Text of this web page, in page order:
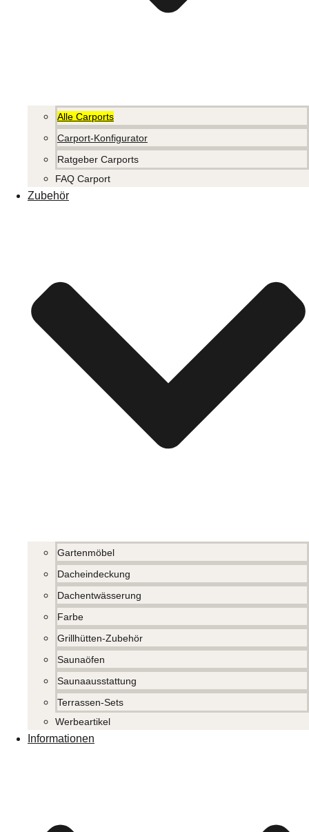
Alle Carports
Carport-Konfigurator
Ratgeber Carports
FAQ Carport
Zubehör
Gartenmöbel
Dacheindeckung
Dachentwässerung
Farbe
Grillhütten-Zubehör
Saunaöfen
Saunaausstattung
Terrassen-Sets
Werbeartikel
Informationen